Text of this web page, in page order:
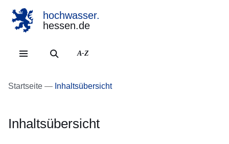
hochwasser.
hessen.de
A-Z
Startseite Inhaltsübersicht
Inhaltsübersicht